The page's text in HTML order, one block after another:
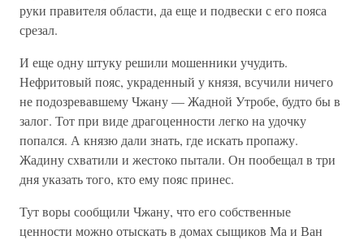
руки правителя области, да еще и подвески с его пояса
срезал.
И еще одну штуку решили мошенники учудить.
Нефритовый пояс, украденный у князя, всучили ничего
не подозревавшему Чжану — Жадной Утробе, будто бы в
залог. Тот при виде драгоцен­ности легко на удочку
попался. А князю дали знать, где искать про­пажу.
Жадину схватили и жестоко пытали. Он пообещал в три
дня указать того, кто ему пояс принес.
Тут воры сообщили Чжану, что его собственные
ценности можно отыскать в домах сыщиков Ма и Ван